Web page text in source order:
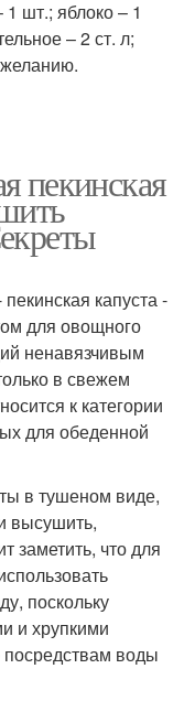
1 шт.; яблоко – 1
– 2 ст. л;
желанию.
пекинская
капуста -
для овощного
ненавязчивым
в свежем
к категории
для обеденной
в тушеном виде,
высушить,
заметить, что для
поскольку
и хрупкими
воды